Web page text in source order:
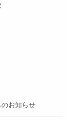
お知らせ